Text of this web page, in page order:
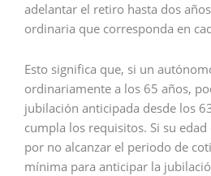
adelantar el retiro hasta dos
ordinaria que corresponda en
Esto significa que, si un
ordinariamente a los 65 años,
jubilación anticipada desde los
cumpla los requisitos. Si su
por no alcanzar el periodo de
mínima para anticipar la